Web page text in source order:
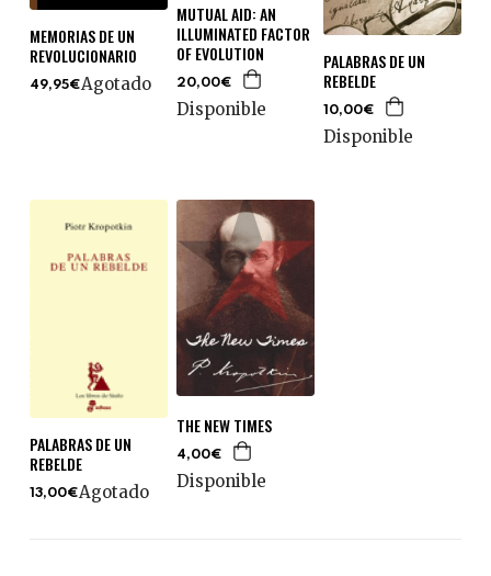
MEMORIAS DE UN
REVOLUCIONARIO
49,95€Agotado
MUTUAL AID: AN
ILLUMINATED FACTOR
OF EVOLUTION
20,00€
Disponible
PALABRAS DE UN
REBELDE
10,00€
Disponible
PALABRAS DE UN
REBELDE
13,00€Agotado
THE NEW TIMES
4,00€
Disponible